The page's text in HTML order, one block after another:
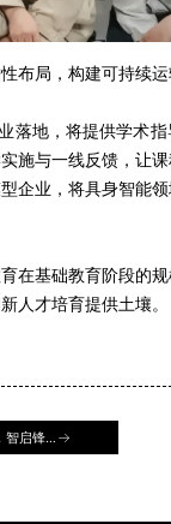
布局，构建可持续运
落地，将提供学术
施与一线反馈，让课
企业，将具身智能
在基础教育阶段的
人才培育提供土壤。
启锋芒
工智能